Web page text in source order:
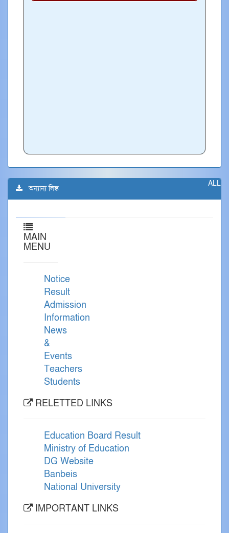
ALL
অন্যান্য লিঙ্ক
MAIN
MENU
Notice
Result
Admission
Information
News
&
Events
Teachers
Students
RELETTED LINKS
Education Board Result
Ministry of Education
DG Website
Banbeis
National University
IMPORTANT LINKS